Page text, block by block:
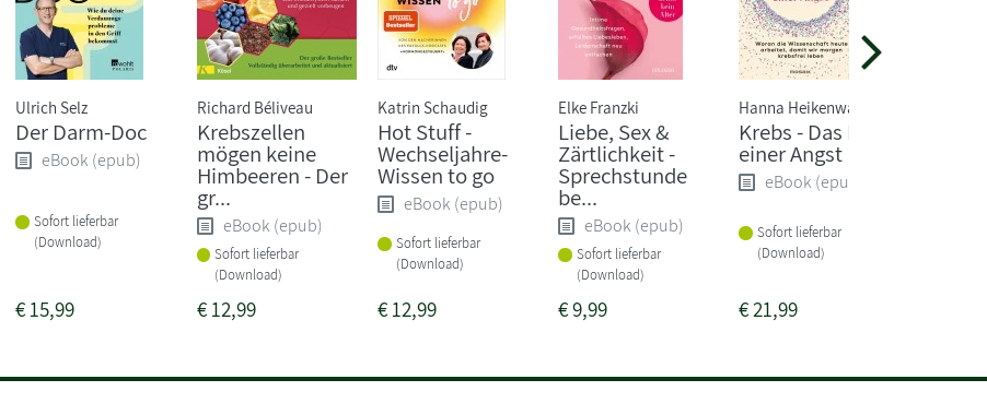
Ulrich Selz
Der Darm-Doc
eBook (epub)
Sofort lieferbar
(Download)
€15,99
Richard Béliveau
Krebszellen
mögen keine
Himbeeren - Der
gr...
eBook (epub)
Sofort lieferbar
(Download)
€12,99
Katrin Schaudig
Hot Stuff -
Wechseljahre-
Wissen to go
eBook (epub)
Sofort lieferbar
(Download)
€12,99
Elke Franzki
Liebe, Sex &
Zärtlichkeit -
Sprechstunde
be...
eBook (epub)
Sofort lieferbar
(Download)
€9,99
Hanna Heikenwälder
Krebs - Das Ende
einer Angst
eBook (epub)
Sofort lieferbar
(Download)
€21,99